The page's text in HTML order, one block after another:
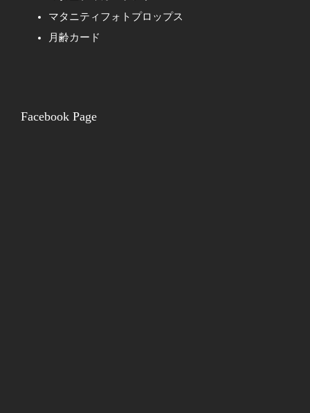
マタニティフォトプロップス
月齢カード
Facebook Page